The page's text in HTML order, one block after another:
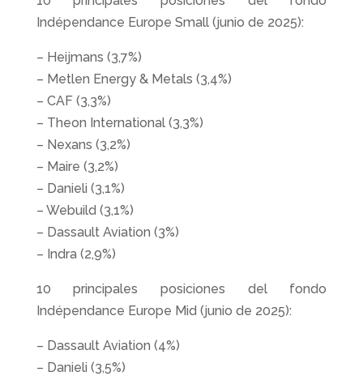
Indépendance Europe Small (junio de 2025):
– Heijmans (3,7%)
– Metlen Energy & Metals (3,4%)
– CAF (3,3%)
– Theon International (3,3%)
– Nexans (3,2%)
– Maire (3,2%)
– Danieli (3,1%)
– Webuild (3,1%)
– Dassault Aviation (3%)
– Indra (2,9%)
10 principales posiciones del fondo
Indépendance Europe Mid (junio de 2025):
– Dassault Aviation (4%)
– Danieli (3,5%)